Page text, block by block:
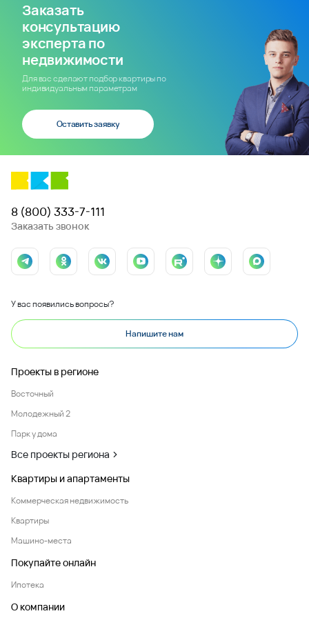
Заказать
консультацию
эксперта по
недвижимости
Для вас сделают подбор квартиры по
индивидуальным параметрам
Оставить заявку
8 (800) 333-7-111
Заказать звонок
У вас появились вопросы?
Напишите нам
Проекты в регионе
Восточный
Молодежный 2
Парк у дома
Все проекты региона
Квартиры и апартаменты
Коммерческая недвижимость
Квартиры
Машино-места
Покупайте онлайн
Ипотека
О компании